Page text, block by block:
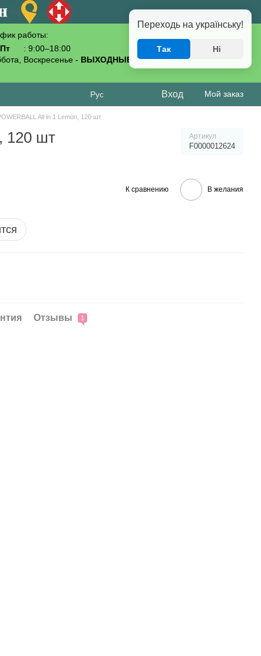
работы:
: 9:00–18:00
Воскресенье - ВЫХОДНЫЕ
093-619-80-70
Рус Вход Мой заказ
All in 1 Lemon, 120 шт
120 шт Артикул
F0000012624
К сравнению В желания
Отзывы 1
Переходь на українську!
Так Ні